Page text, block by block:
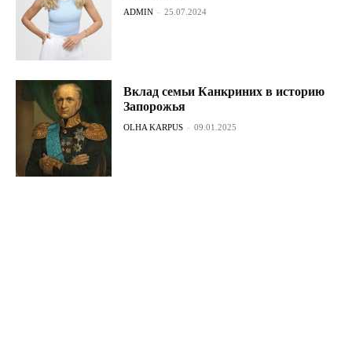
ADMIN - 25.07.2024
Вклад семьи Канкриних в историю
Запорожья
OLHA KARPUS - 09.01.2025